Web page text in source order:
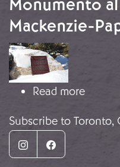
Monumento
Mackenzie-
Image
Read moreabout
Subscribe to Toronto,
InstagramFacebook